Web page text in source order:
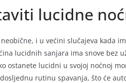
lucidne
i u većini slučajeva kada
lucidnih sanjara ima snove bez
ostanete lucidni u svojoj noćnoj
rutinu spavanja, što će